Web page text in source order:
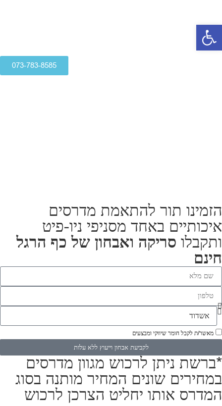
פתח סרגל נגישות
073-783-8585
הזמינו תור להתאמת מדרסים
איכותיים באחד מסניפי ניו-פיט
ותקבלו סריקה ואבחון של כף הרגל
חינם
מאשר/ת לקבל חומר שיווקי ומבצעים
לקביעת אבחון וייעוץ ללא עלות
*ברשת ניתן לרכוש מגוון מדרסים
במחירים שונים המחיר מותנה בסוג
המדרס אותו יחליט הצרכן לרכוש